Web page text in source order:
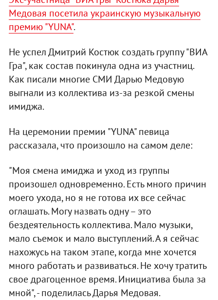
Медовая посетила украинскую музыкальную
премию "YUNA".
Не успел Дмитрий Костюк создать группу "ВИА
Гра", как состав покинула одна из участниц.
Как писали многие СМИ Дарью Медовую
выгнали из коллектива из-за резкой смены
имиджа.
На церемонии премии "YUNA" певица
рассказала, что произошло на самом деле:
"Моя смена имиджа и уход из группы
произошел одновременно. Есть много причин
моего ухода, но я не готова их все сейчас
оглашать. Могу назвать одну – это
бездеятельность коллектива. Мало музыки,
мало съемок и мало выступлений. А я сейчас
нахожусь на таком этапе, когда мне хочется
много работать и развиваться. Не хочу тратить
свое драгоценное время. Инициатива была за
мной", - поделилась Дарья Медовая.